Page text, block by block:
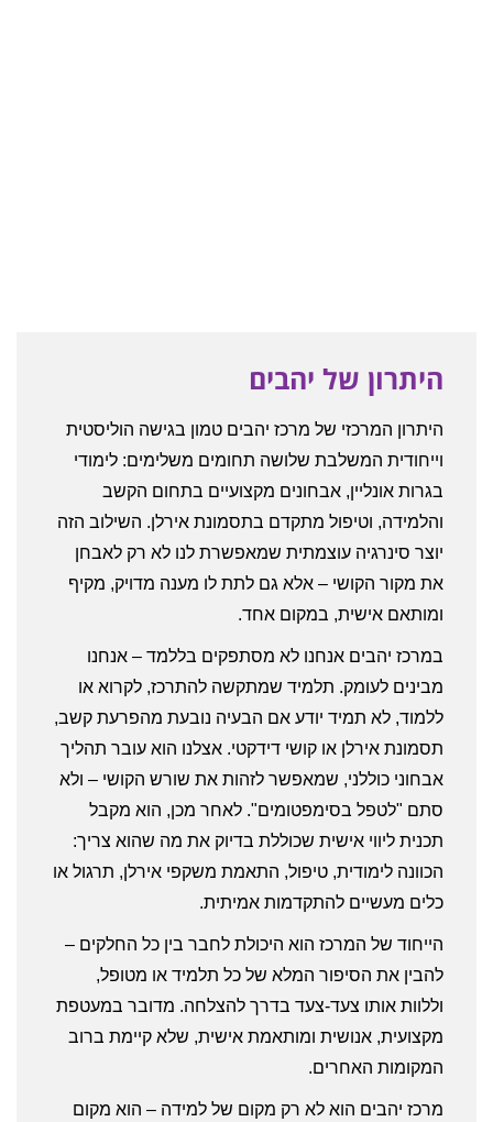
היתרון של יהבים
היתרון המרכזי של מרכז יהבים טמון בגישה הוליסטית
וייחודית המשלבת שלושה תחומים משלימים: לימודי
בגרות אונליין, אבחונים מקצועיים בתחום הקשב
והלמידה, וטיפול מתקדם בתסמונת אירלן. השילוב הזה
יוצר סינרגיה עוצמתית שמאפשרת לנו לא רק לאבחן
את מקור הקושי – אלא גם לתת לו מענה מדויק, מקיף
ומותאם אישית, במקום אחד.
במרכז יהבים אנחנו לא מסתפקים בללמד – אנחנו
מבינים לעומק. תלמיד שמתקשה להתרכז, לקרוא או
ללמוד, לא תמיד יודע אם הבעיה נובעת מהפרעת קשב,
תסמונת אירלן או קושי דידקטי. אצלנו הוא עובר תהליך
אבחוני כוללני, שמאפשר לזהות את שורש הקושי – ולא
סתם "לטפל בסימפטומים". לאחר מכן, הוא מקבל
תכנית ליווי אישית שכוללת בדיוק את מה שהוא צריך:
הכוונה לימודית, טיפול, התאמת משקפי אירלן, תרגול או
כלים מעשיים להתקדמות אמיתית.
הייחוד של המרכז הוא היכולת לחבר בין כל החלקים –
להבין את הסיפור המלא של כל תלמיד או מטופל,
וללוות אותו צעד-צעד בדרך להצלחה. מדובר במעטפת
מקצועית, אנושית ומותאמת אישית, שלא קיימת ברוב
המקומות האחרים.
מרכז יהבים הוא לא רק מקום של למידה – הוא מקום